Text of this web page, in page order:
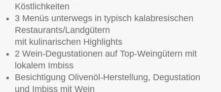
Köstlichkeiten
3 Menüs unterwegs in typisch kalabresischen
Restaurants/Landgütern
mit kulinarischen Highlights
2 Wein-Degustationen auf Top-Weingütern mit
lokalem Imbiss
Besichtigung Olivenöl-Herstellung, Degustation
und Imbiss mit Wein